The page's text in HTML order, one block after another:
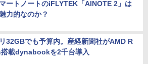
ートノートのiFLYTEK「AINOTE 2」は
力的なのか？
32GBでも予算内。産経新聞社がAMD R
載dynabookを2千台導入